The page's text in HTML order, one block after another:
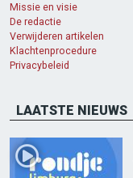
Missie en visie
De redactie
Verwijderen artikelen
Klachtenprocedure
Privacybeleid
LAATSTE NIEUWS